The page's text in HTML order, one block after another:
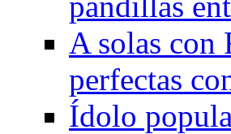
A solas con
perfectas
Ídolo